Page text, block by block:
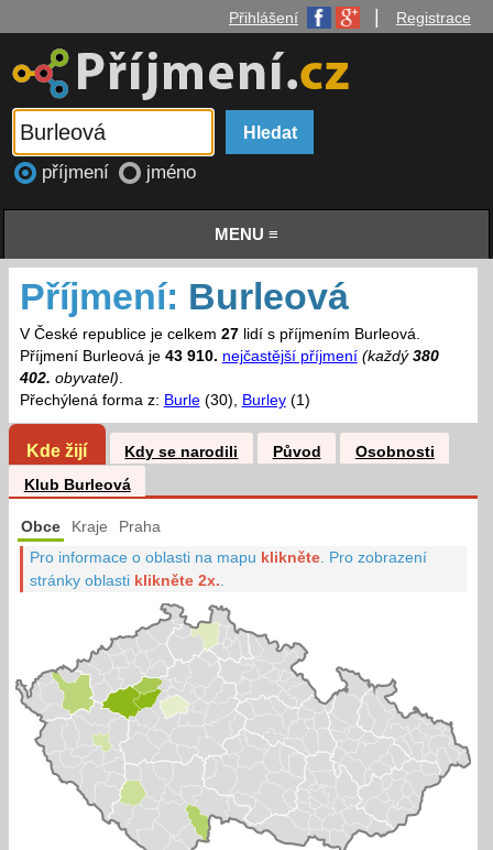
Přihlášení Registrace
příjmení jméno
MENU ≡
Příjmení: Burleová
V České republice je celkem 27lidí s příjmením Burleová.
Příjmení Burleová je 43 910. nejčastější příjmení (každý 380
402. obyvatel).
Přechýlená forma z: Burle(30), Burley(1)
Kde žijí Kdy se narodili Původ
Osobnosti
Klub Burleová
Obce Kraje Praha
Pro informace o oblasti na mapu klikněte Pro zobrazení
stránky oblasti klikněte 2x.